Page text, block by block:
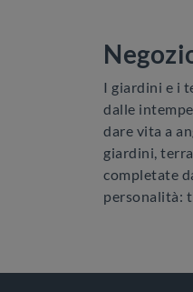
I giardini e i
dalle
dare vita a
giardini,
completate
personalità: